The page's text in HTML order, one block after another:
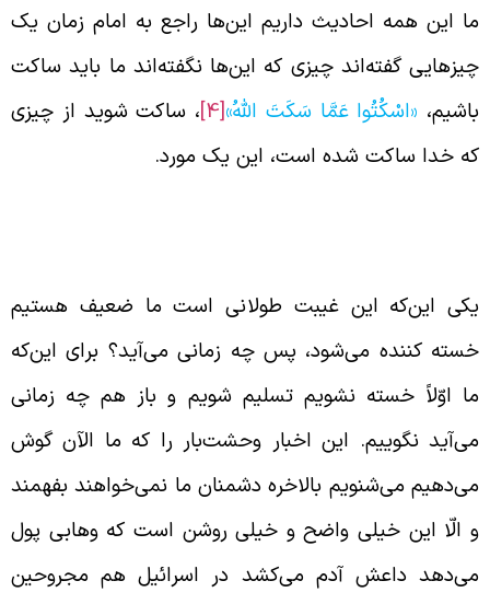
این همه احادیث داریم این‌ها راجع به امام زمان یک
گفته‌اند چیزی که این‌ها نگفته‌اند ما باید ساکت
«اسْكُتُوا عَمَّا سَكَتَ اللَّهُ»[4]
، ساکت شوید از چیزی
خدا ساکت شده است، این یک مورد.
این‌که این غیبت طولانی است ما ضعیف هستیم
کننده می‌شود، پس چه زمانی می‌آید؟ برای این‌که
اوّلاً خسته نشویم تسلیم شویم و باز هم چه زمانی
نگوییم. این اخبار وحشت‌بار را که ما الآن گوش
می‌شنویم بالاخره دشمنان ما نمی‌خواهند بفهمند
الّا این خیلی واضح و خیلی روشن است که وهابی پول
داعش آدم می‌کشد در اسرائیل هم مجروحین